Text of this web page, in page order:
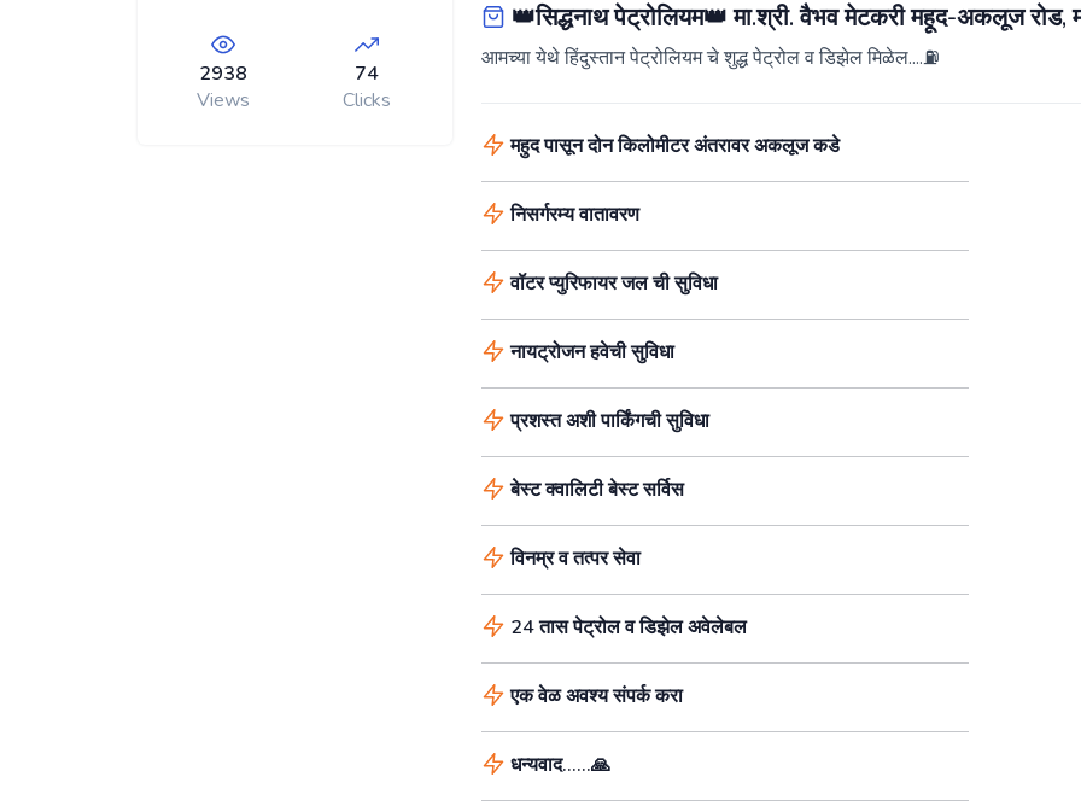
2938
Views
74
Clicks
👑सिद्धनाथ पेट्रोलियम👑 मा.श्री. वैभव मेटकरी महूद-अकलूज रोड,
आमच्या येथे हिंदुस्तान पेट्रोलियम चे शुद्ध पेट्रोल व डिझेल मिळेल....⛽
महुद पासून दोन किलोमीटर अंतरावर अकलूज कडे
निसर्गरम्य वातावरण
वॉटर प्युरिफायर जल ची सुविधा
नायट्रोजन हवेची सुविधा
प्रशस्त अशी पार्किंगची सुविधा
बेस्ट क्वालिटी बेस्ट सर्विस
विनम्र व तत्पर सेवा
24 तास पेट्रोल व डिझेल अवेलेबल
एक वेळ अवश्य संपर्क करा
धन्यवाद......🙏